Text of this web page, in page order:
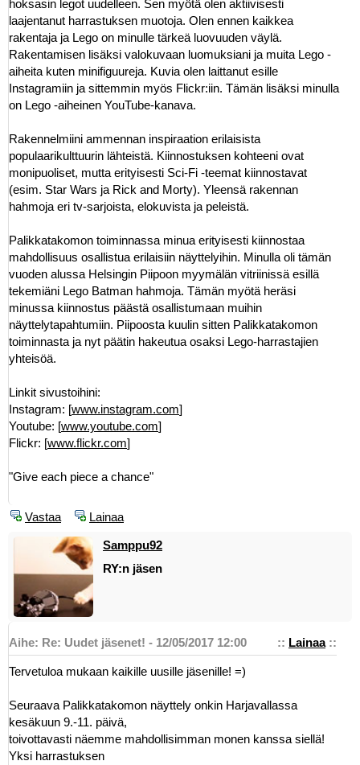
hoksasin legot uudelleen. Sen myötä olen aktiivisesti
laajentanut harrastuksen muotoja. Olen ennen kaikkea
rakentaja ja Lego on minulle tärkeä luovuuden väylä.
Rakentamisen lisäksi valokuvaan luomuksiani ja muita Lego -
aiheita kuten minifiguureja. Kuvia olen laittanut esille
Instagramiin ja sittemmin myös Flickr:iin. Tämän lisäksi minulla
on Lego -aiheinen YouTube-kanava.
Rakennelmiini ammennan inspiraation erilaisista
populaarikulttuurin lähteistä. Kiinnostuksen kohteeni ovat
monipuoliset, mutta erityisesti Sci-Fi -teemat kiinnostavat
(esim. Star Wars ja Rick and Morty). Yleensä rakennan
hahmoja eri tv-sarjoista, elokuvista ja peleistä.
Palikkatakomon toiminnassa minua erityisesti kiinnostaa
mahdollisuus osallistua erilaisiin näyttelyihin. Minulla oli tämän
vuoden alussa Helsingin Piipoon myymälän vitriinissä esillä
tekemiäni Lego Batman hahmoja. Tämän myötä heräsi
minussa kiinnostus päästä osallistumaan muihin
näyttelytapahtumiin. Piipoosta kuulin sitten Palikkatakomon
toiminnasta ja nyt päätin hakeutua osaksi Lego-harrastajien
yhteisöä.
Linkit sivustoihini:
Instagram: [www.instagram.com]
Youtube: [www.youtube.com]
Flickr: [www.flickr.com]
"Give each piece a chance"
Vastaa Lainaa
Samppu92
RY:n jäsen
:: Lainaa::
Aihe: Re: Uudet jäsenet! - 12/05/2017 12:00
Tervetuloa mukaan kaikille uusille jäsenille! =)
Seuraava Palikkatakomon näyttely onkin Harjavallassa
kesäkuun 9.-11. päivä,
toivottavasti näemme mahdollisimman monen kanssa siellä!
Yksi harrastuksen